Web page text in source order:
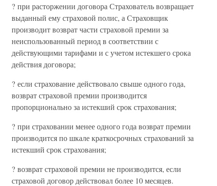
? при расторжении договора Страхователь возвращает
выданный ему страховой полис, а Страховщик
производит возврат части страховой премии за
неиспользованный период в соответствии с
действующими тарифами и с учетом истекшего срока
действия договора;
? если страхование действовало свыше одного года,
возврат страховой премии производится
пропорционально за истекший срок страхования;
? при страховании менее одного года возврат премии
производится по шкале краткосрочных страхований за
истекший срок страхования;
? возврат страховой премии не производится, если
страховой договор действовал более 10 месяцев.